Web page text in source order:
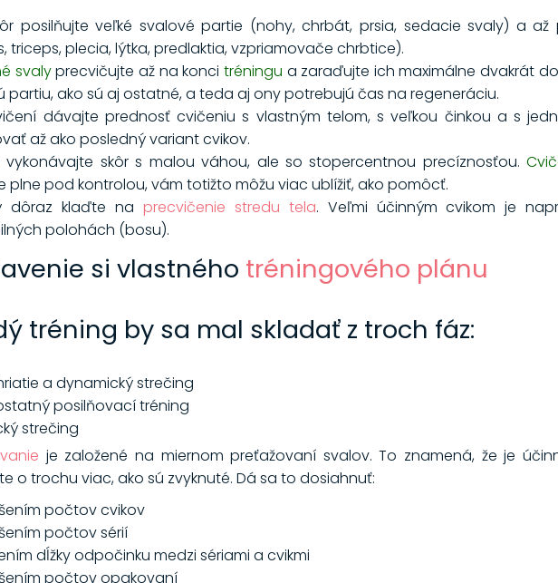
posilňujte veľké svalové partie (nohy, chrbát, prsia, sedacie svaly) a
triceps, plecia, lýtka, predlaktia, vzpriamovače chrbtice).
svalyprecvičujte až na konci tréningu a zaraďujte ich maximálne dvakrát
partiu, ako sú aj ostatné, a teda aj ony potrebujú čas na regeneráciu.
dávajte prednosť cvičeniu s vlastným telom, s veľkou činkou a s
až ako posledný variant cvikov.
vykonávajte skôr s malou váhou, ale so stopercentnou precíznosťou.
plne pod kontrolou, vám totižto môžu viac ublížiť, ako pomôcť.
dôraz klaďte na precvičenie stredu tela. Veľmi účinným cvikom je
polohách (bosu).
si vlastného tréningového plánu
tréning by sa mal skladať z troch fáz:
a dynamický strečing
posilňovací tréning
strečing
je založené na miernom preťažovaní svalov. To znamená, že je
o trochu viac, ako sú zvyknuté. Dá sa to dosiahnuť:
počtov cvikov
počtov sérií
dĺžky odpočinku medzi sériami a cvikmi
počtov opakovaní